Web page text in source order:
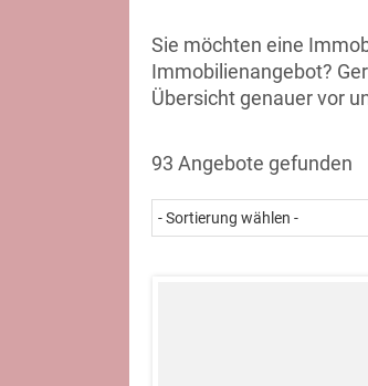
Sie möchten eine
Immobilienangebot?
Übersicht genauer vor
93 Angebote gefunden